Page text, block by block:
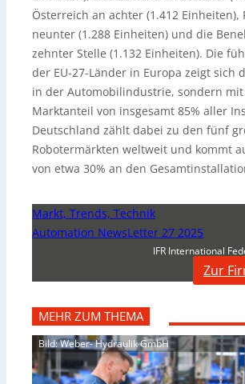
Österreich an achter (1.412 Einheiten),
neunter (1.288 Einheiten) und die
zehnter Stelle (1.132 Einheiten). Die
der EU-27-Länder in Europa zeigt sich
in der Automobilindustrie, sondern
Marktanteil von insgesamt 85% aller
Deutschland zählt dabei zu den fünf
Robotermärkten weltweit und kommt
von etwa 30% an den
Markt, Trends, Technik
Automation NewsLetter 27 2025
IFR International
Zur
MEHR ZUM THEMA
Bild: Weber- Hydraulik GmbH